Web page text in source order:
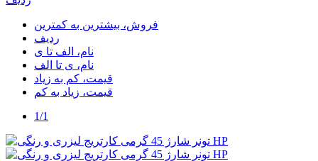
فروش، بیشترین به کمترین
ردیف
نام، الف تا ی
نام، ی تا الف
قیمت، کم به زیاد
قیمت، زیاد به کم
1/1